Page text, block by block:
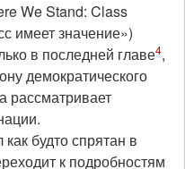
We Stand: Class
имеет значение»)
в последней главе4,
демократического
рассматривает
будто спрятан в
к подробностям